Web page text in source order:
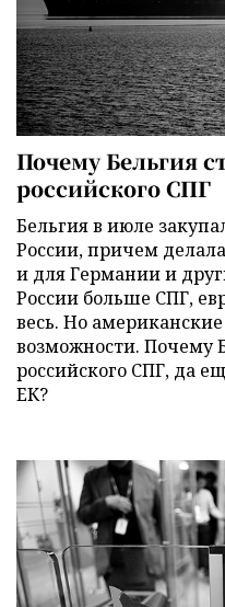
Почему Бельгия
российского СПГ
Бельгия в июле
России, причем
и для Германии и
России больше СПГ,
весь. Но
возможности. Почему
российского СПГ, да
ЕК?